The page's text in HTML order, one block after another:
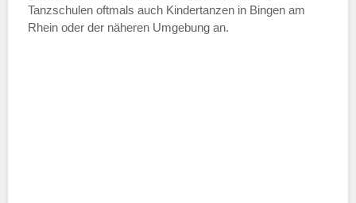
—
Tanzschulen oftmals auch Kindertanzen in Bingen am
Rhein oder der näheren Umgebung an.